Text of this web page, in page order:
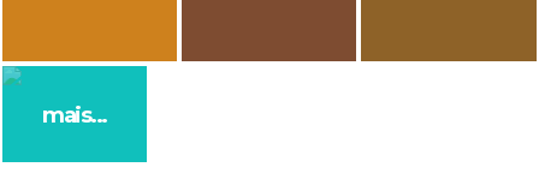
IvanMF
mais...